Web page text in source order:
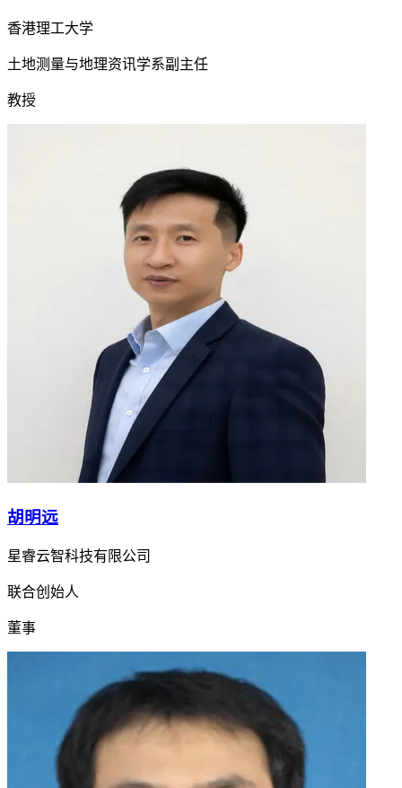
香港理工大学
土地测量与地理资讯学系副主任
教授
胡明远
星睿云智科技有限公司
联合创始人
董事